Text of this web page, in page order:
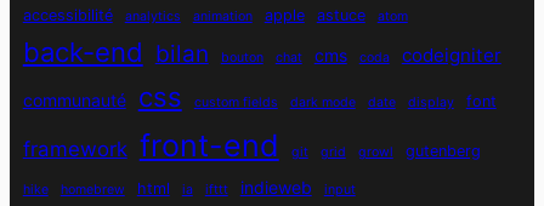
accessibilité analytics animation apple astuce atom
back-end bilan bouton chat cms coda codeigniter
communauté css custom fields dark mode date display font
framework front-end git grid growl gutenberg
hike homebrew html ia ifttt indieweb input